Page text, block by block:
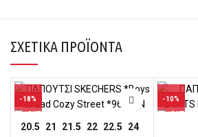
ΣΧΕΤΙΚΆ ΠΡΟΪΌΝΤΑ
-18%
20.5 21 21.5 22 22.5
24
-10%